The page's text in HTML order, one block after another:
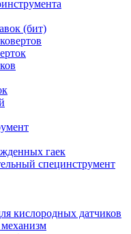
(бит)
гаек
специнструмент
кислородных датчиков
механизм